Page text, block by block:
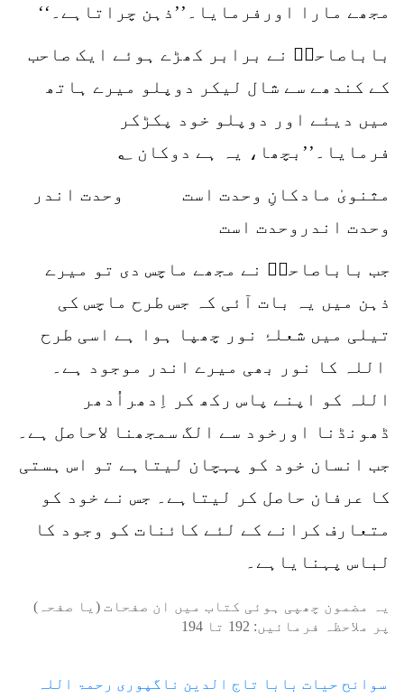
مجھے مارا اورفرمایا۔’’ذہن چراتاہے۔‘‘
باباصاحبؒ نے برابر کھڑے ہوئے ایک صاحب
کے کندھے سے شال لیکر دوپلو میرے ہاتھ
میں دیئے اور دوپلو خود پکڑکر
فرمایا۔’’بچھا، یہ ہے دوکان ؂
مثنویٰ مادکانِ وحدت است وحدت اندر
وحدت اندروحدت است
جب باباصاحبؒ نے مجھے ماچس دی تو میرے
ذہن میں یہ بات آئی کہ جس طرح ماچس کی
تیلی میں شعلۂ نور چھپا ہوا ہے اسی طرح
اللہ کا نور بھی میرے اندر موجود ہے۔
اللہ کو اپنے پاس رکھ کر اِدھراُدھر
ڈھونڈنا اورخود سے الگ سمجھنا لاحاصل ہے۔
جب انسان خود کو پہچان لیتاہے تو اس ہستی
کا عرفان حاصل کر لیتاہے۔ جس نے خود کو
متعارف کرانے کے لئے کائنات کو وجود کا
لباس پہنایاہے۔
یہ مضمون چھپی ہوئی کتاب میں ان صفحات (یا صفحہ)
پر ملاحظہ فرمائیں: 192 تا 194
سوانح حیات بابا تاج الدین ناگپوری رحمۃ اللہ